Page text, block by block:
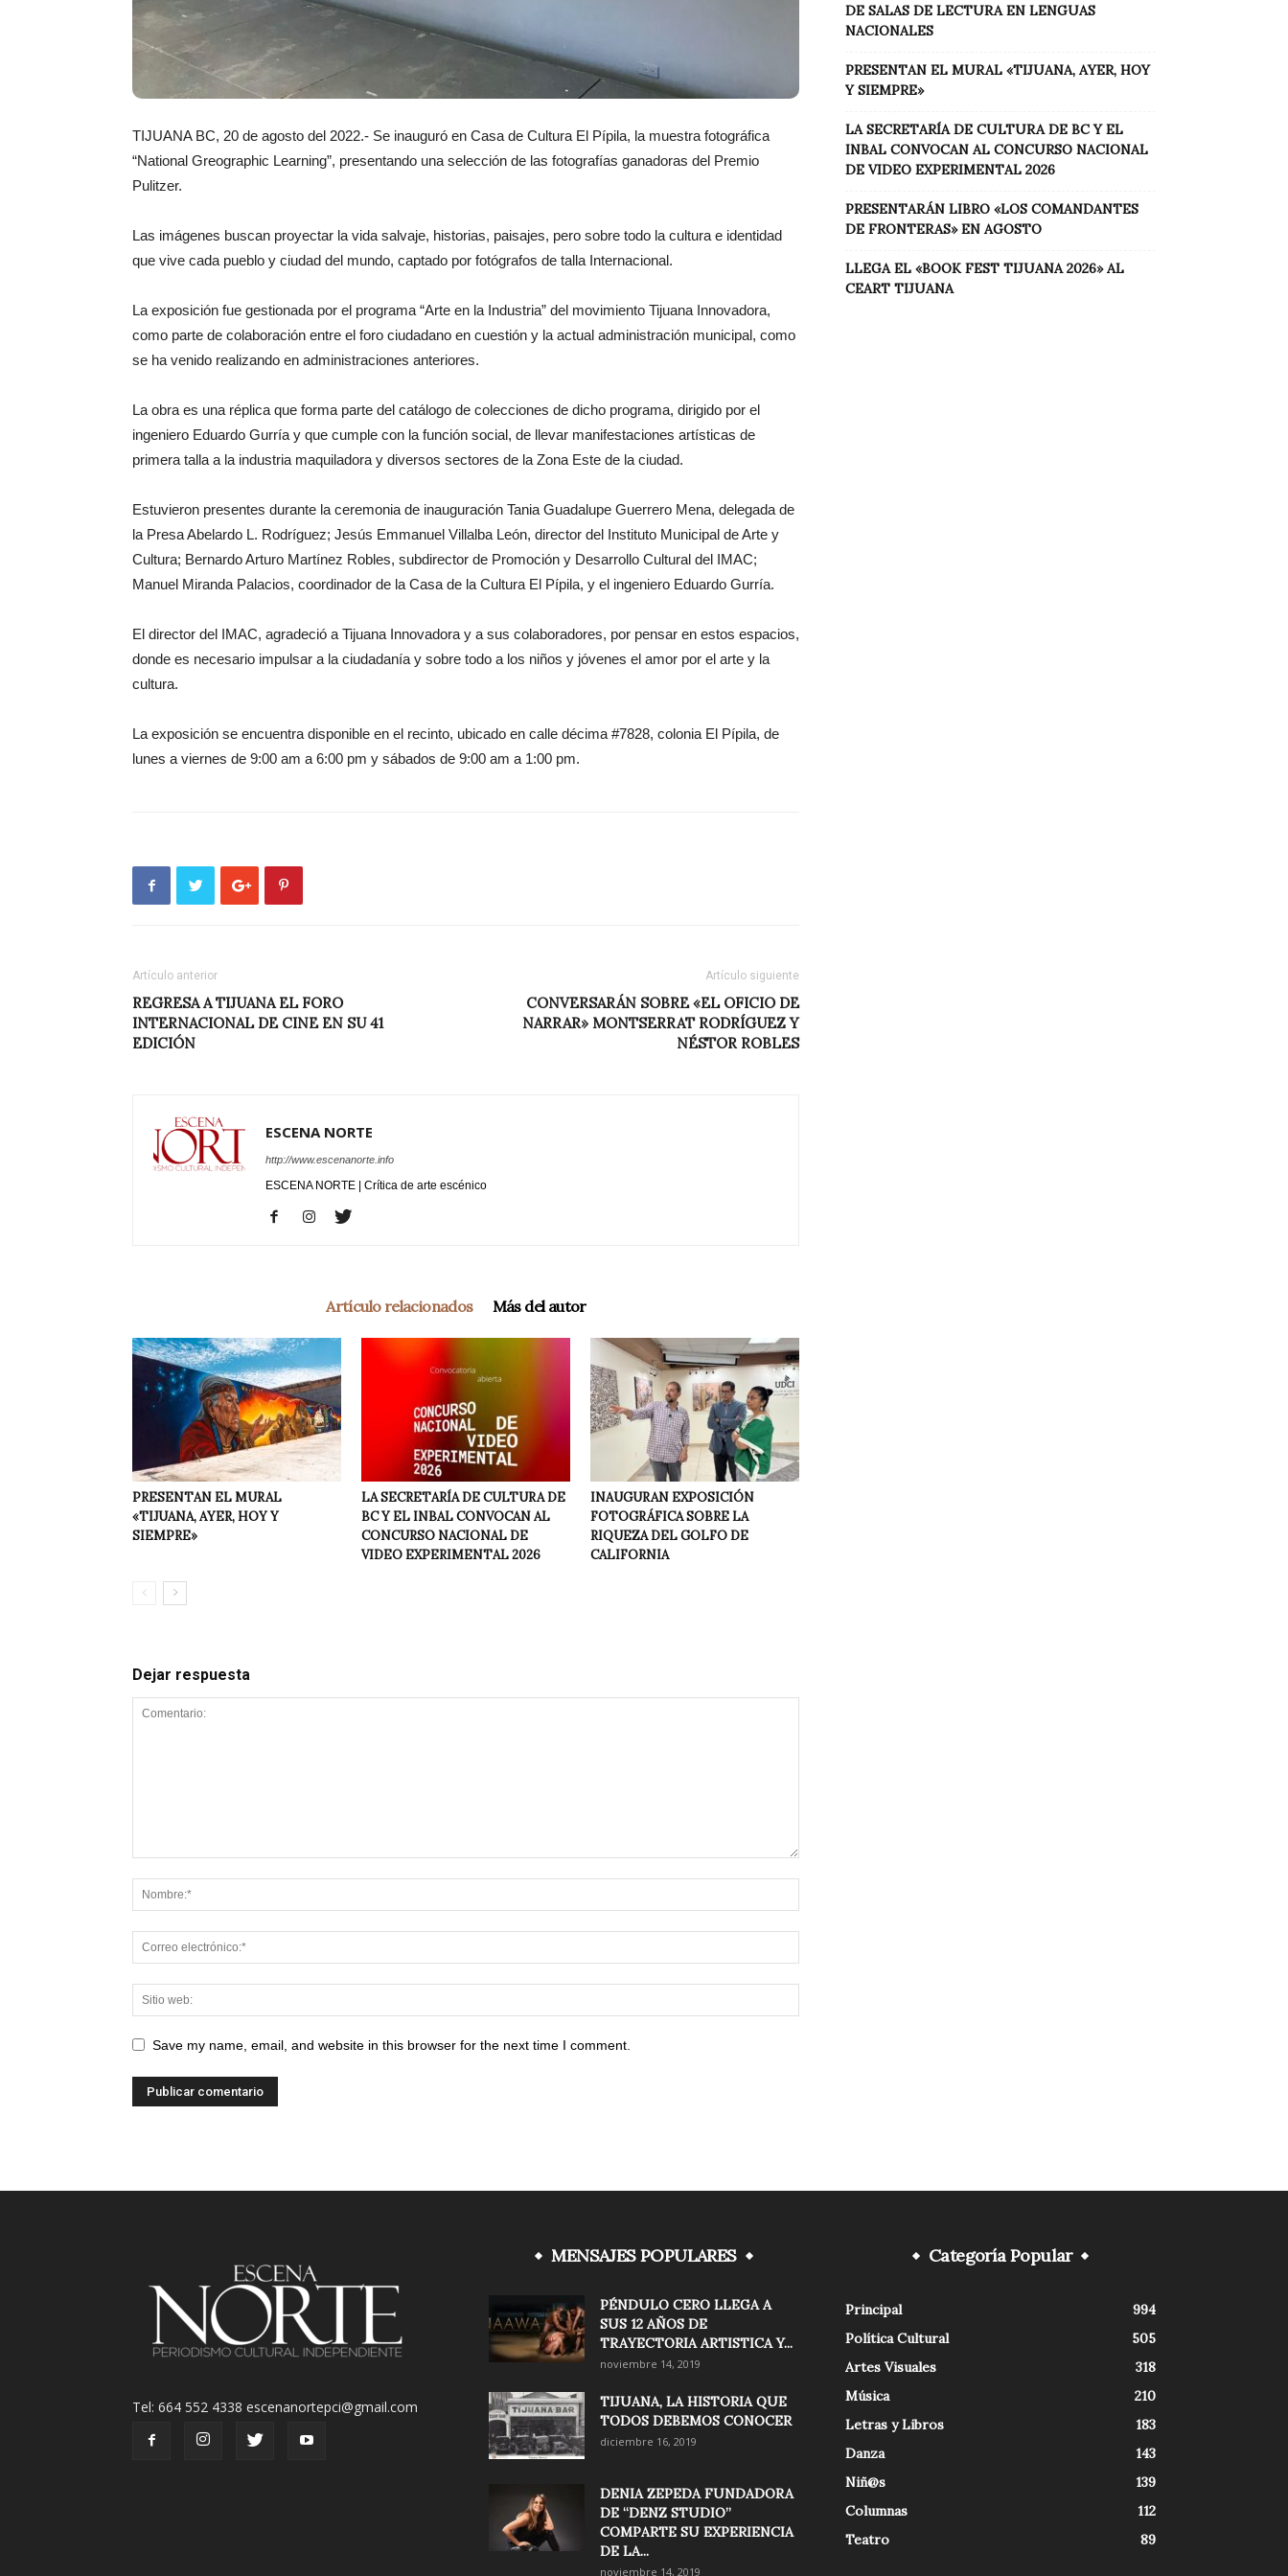
TIJUANA BC, 20 de agosto del 2022.- Se inauguró en Casa de Cultura El Pípila, la muestra fotográfica
“National Greographic Learning”, presentando una selección de las fotografías ganadoras del Premio
Pulitzer.
Las imágenes buscan proyectar la vida salvaje, historias, paisajes, pero sobre todo la cultura e identidad
que vive cada pueblo y ciudad del mundo, captado por fotógrafos de talla Internacional.
La exposición fue gestionada por el programa “Arte en la Industria” del movimiento Tijuana Innovadora,
como parte de colaboración entre el foro ciudadano en cuestión y la actual administración municipal, como
se ha venido realizando en administraciones anteriores.
La obra es una réplica que forma parte del catálogo de colecciones de dicho programa, dirigido por el
ingeniero Eduardo Gurría y que cumple con la función social, de llevar manifestaciones artísticas de
primera talla a la industria maquiladora y diversos sectores de la Zona Este de la ciudad.
Estuvieron presentes durante la ceremonia de inauguración Tania Guadalupe Guerrero Mena, delegada de
la Presa Abelardo L. Rodríguez; Jesús Emmanuel Villalba León, director del Instituto Municipal de Arte y
Cultura; Bernardo Arturo Martínez Robles, subdirector de Promoción y Desarrollo Cultural del IMAC;
Manuel Miranda Palacios, coordinador de la Casa de la Cultura El Pípila, y el ingeniero Eduardo Gurría.
El director del IMAC, agradeció a Tijuana Innovadora y a sus colaboradores, por pensar en estos espacios,
donde es necesario impulsar a la ciudadanía y sobre todo a los niños y jóvenes el amor por el arte y la
cultura.
La exposición se encuentra disponible en el recinto, ubicado en calle décima #7828, colonia El Pípila, de
lunes a viernes de 9:00 am a 6:00 pm y sábados de 9:00 am a 1:00 pm.
Artículo anterior
REGRESA A TIJUANA EL FORO
INTERNACIONAL DE CINE EN SU 41
EDICIÓN
Artículo siguiente
CONVERSARÁN SOBRE «EL OFICIO DE
NARRAR» MONTSERRAT RODRÍGUEZ Y
NÉSTOR ROBLES
ESCENA NORTE
http://www.escenanorte.info
ESCENA NORTE | Crítica de arte escénico
Artículo relacionados Más del autor
PRESENTAN EL MURAL
«TIJUANA, AYER, HOY Y
SIEMPRE»
LA SECRETARÍA DE CULTURA DE
BC Y EL INBAL CONVOCAN AL
CONCURSO NACIONAL DE
VIDEO EXPERIMENTAL 2026
INAUGURAN EXPOSICIÓN
FOTOGRÁFICA SOBRE LA
RIQUEZA DEL GOLFO DE
CALIFORNIA
Dejar respuesta
Save my name, email, and website in this browser for the next time I comment.
DE SALAS DE LECTURA EN LENGUAS
NACIONALES
PRESENTAN EL MURAL «TIJUANA, AYER, HOY
Y SIEMPRE»
LA SECRETARÍA DE CULTURA DE BC Y EL
INBAL CONVOCAN AL CONCURSO NACIONAL
DE VIDEO EXPERIMENTAL 2026
PRESENTARÁN LIBRO «LOS COMANDANTES
DE FRONTERAS» EN AGOSTO
LLEGA EL «BOOK FEST TIJUANA 2026» AL
CEART TIJUANA
Tel: 664 552 4338 escenanortepci@gmail.com
MENSAJES POPULARES
PÉNDULO CERO LLEGA A
SUS 12 AÑOS DE
TRAYECTORIA ARTISTICA Y...
noviembre 14, 2019
TIJUANA, LA HISTORIA QUE
TODOS DEBEMOS CONOCER
diciembre 16, 2019
DENIA ZEPEDA FUNDADORA
DE “DENZ STUDIO”
COMPARTE SU EXPERIENCIA
DE LA...
noviembre 14, 2019
Categoría Popular
Principal
994
Política Cultural
505
Artes Visuales
318
Música
210
Letras y Libros
183
Danza
143
Niñ@s
139
Columnas
112
Teatro
89